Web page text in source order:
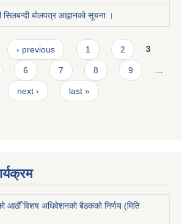
सिलबन्दी बोलपत्र आह्वानको सूचना ।
‹ previous 1 2 3
6 7 8 9 …
next › last »
आठौँ विशष अधिवेशनको बैठकको निर्णय (मिति